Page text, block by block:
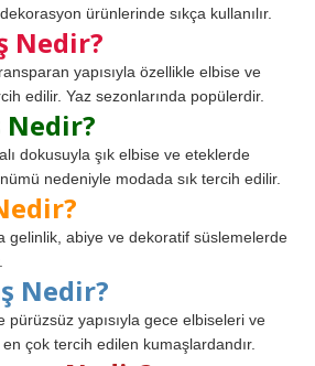
ürünlerinde sıkça kullanılır.
Nedir?
yapısıyla özellikle elbise ve
edilir. Yaz sezonlarında popülerdir.
Nedir?
dokusuyla şık elbise ve eteklerde
nedeniyle modada sık tercih edilir.
gelinlik, abiye ve dekoratif süslemelerde
Nedir?
pürüzsüz yapısıyla gece elbiseleri ve
çok tercih edilen kumaşlardandır.